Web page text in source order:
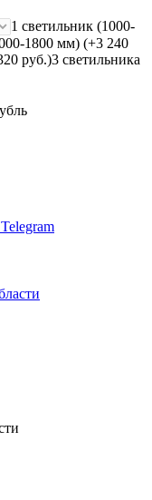
1 светильник (1000-
1800 мм) (+3 240
руб.)3 светильника